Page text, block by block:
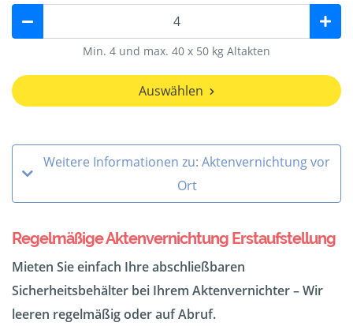
Min. 4 und max. 40 x 50 kg Altakten
Auswählen
Weitere Informationen zu: Aktenvernichtung vor
Ort
Regelmäßige Aktenvernichtung Erstaufstellung
Mieten Sie einfach Ihre abschließbaren
Sicherheitsbehälter bei Ihrem Aktenvernichter – Wir
leeren regelmäßig oder auf Abruf.